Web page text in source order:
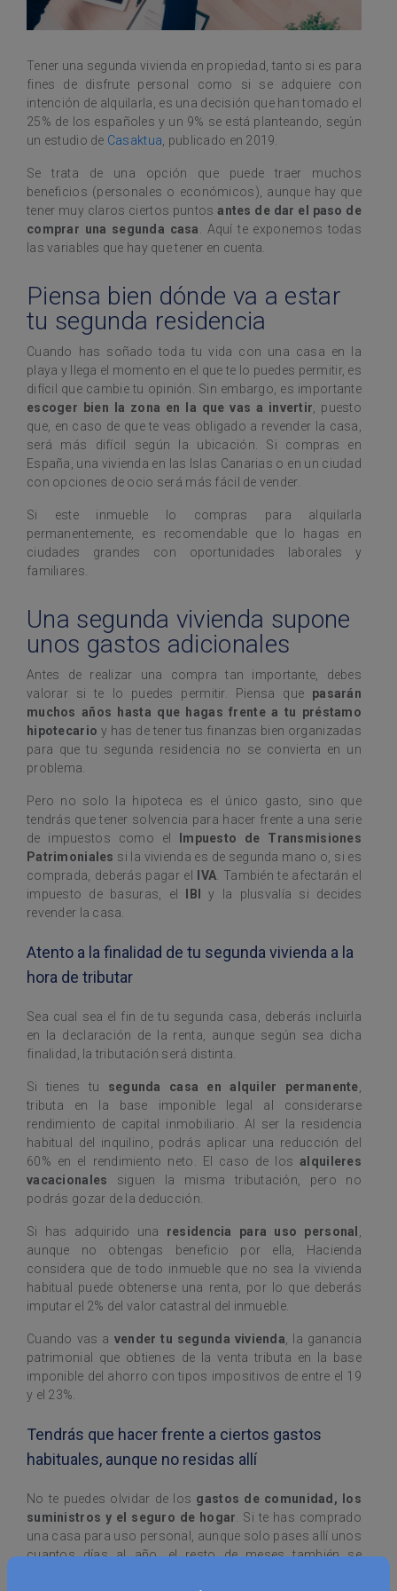
Tener una segunda vivienda en propiedad, tanto si es para
fines de disfrute personal como si se adquiere con
intención de alquilarla, es una decisión que han tomado el
25% de los españoles y un 9% se está planteando, según
un estudio de Casaktua, publicado en 2019.
Se trata de una opción que puede traer muchos
beneficios (personales o económicos), aunque hay que
tener muy claros ciertos puntosantes de dar el paso de
comprar una segunda casa. Aquí te exponemos todas
las variables que hay que tener en cuenta.
Piensa bien dónde va a estar
tu segunda residencia
Cuando has soñado toda tu vida con una casa en la
playa y llega el momento en el que te lo puedes permitir, es
difícil que cambie tu opinión. Sin embargo, es importante
escoger bien la zona en la que vas a invertir, puesto
que, en caso de que te veas obligado a revender la casa,
será más difícil según la ubicación. Si compras en
España, una vivienda en las Islas Canarias o en un ciudad
con opciones de ocio será más fácil de vender.
Si este inmueble lo compras para alquilarla
permanentemente, es recomendable que lo hagas en
ciudades grandes con oportunidades laborales y
familiares.
Una segunda vivienda supone
unos gastos adicionales
Antes de realizar una compra tan importante, debes
valorar si te lo puedes permitir. Piensa que pasarán
muchos años hasta que hagas frente a tu préstamo
hipotecario y has de tener tus finanzas bien organizadas
para que tu segunda residencia no se convierta en un
problema.
Pero no solo la hipoteca es el único gasto, sino que
tendrás que tener solvencia para hacer frente a una serie
de impuestos como el
Impuesto de Transmisiones
Patrimoniales si la vivienda es de segunda mano o, si es
comprada, deberás pagar el
IVA. También te afectarán el
impuesto de basuras, el
IBIy la plusvalía si decides
revender la casa.
Atento a la finalidad de tu segunda vivienda a la
hora de tributar
Sea cual sea el fin de tu segunda casa, deberás incluirla
en la declaración de la renta, aunque según sea dicha
finalidad, la tributación será distinta.
Si tienes tu segunda casa en alquiler permanente,
tributa en la base imponible legal al considerarse
rendimiento de capital inmobiliario. Al ser la residencia
habitual del inquilino, podrás aplicar una reducción del
60% en el rendimiento neto. El caso de losalquileres
vacacionales siguen la misma tributación, pero no
podrás gozar de la deducción.
Si has adquirido una residencia para uso personal ,
aunque no obtengas beneficio por ella, Hacienda
considera que de todo inmueble que no sea la vivienda
habitual puede obtenerse una renta, por lo que deberás
imputar el 2% del valor catastral del inmueble.
Cuando vas a vender tu segunda vivienda, la ganancia
patrimonial que obtienes de la venta tributa en la base
imponible del ahorro con tipos impositivos de entre el 19
y el 23%.
Tendrás que hacer frente a ciertos gastos
habituales, aunque no residas allí
No te puedes olvidar de los gastos de comunidad, los
suministros y el seguro de hogar. Si te has comprado
una casa para uso personal, aunque solo pases allí unos
cuantos días al año, el resto de meses también se